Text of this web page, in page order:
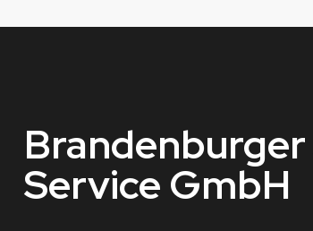
Brandenburger
Service GmbH